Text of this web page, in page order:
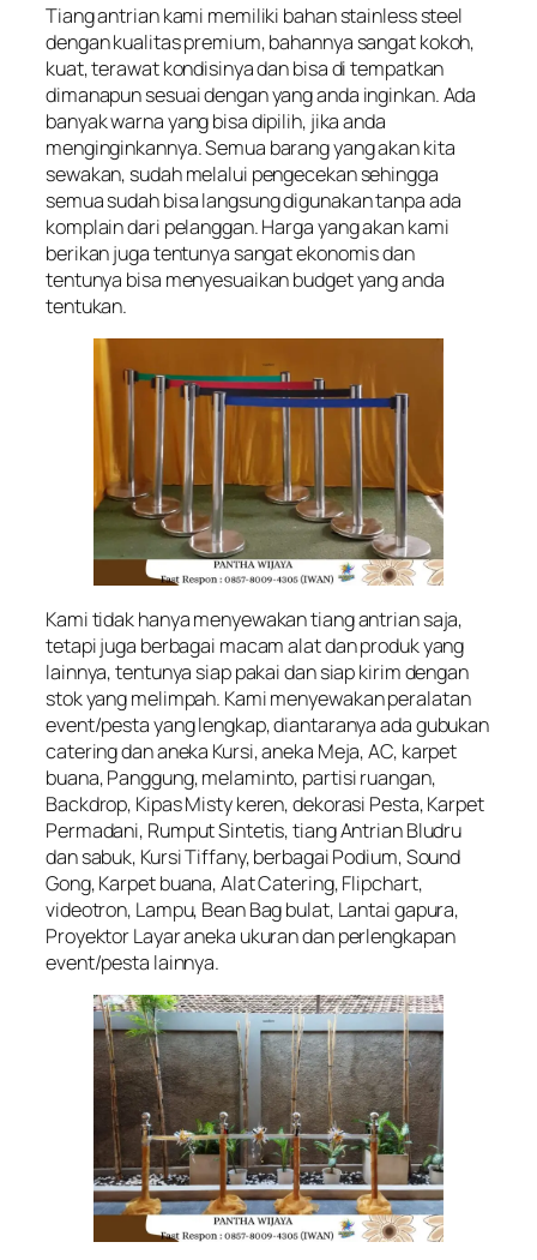
Tiang antrian kami memiliki bahan stainless steel
dengan kualitas premium, bahannya sangat kokoh,
kuat, terawat kondisinya dan bisa di tempatkan
dimanapun sesuai dengan yang anda inginkan. Ada
banyak warna yang bisa dipilih, jika anda
menginginkannya. Semua barang yang akan kita
sewakan, sudah melalui pengecekan sehingga
semua sudah bisa langsung digunakan tanpa ada
komplain dari pelanggan. Harga yang akan kami
berikan juga tentunya sangat ekonomis dan
tentunya bisa menyesuaikan budget yang anda
tentukan.
Kami tidak hanya menyewakan tiang antrian saja,
tetapi juga berbagai macam alat dan produk yang
lainnya, tentunya siap pakai dan siap kirim dengan
stok yang melimpah. Kami menyewakan peralatan
event/pesta yang lengkap, diantaranya ada gubukan
catering dan aneka Kursi, aneka Meja, AC, karpet
buana, Panggung, melaminto, partisi ruangan,
Backdrop, Kipas Misty keren, dekorasi Pesta, Karpet
Permadani, Rumput Sintetis, tiang Antrian Bludru
dan sabuk, Kursi Tiffany, berbagai Podium, Sound
Gong, Karpet buana, Alat Catering, Flipchart,
videotron, Lampu, Bean Bag bulat, Lantai gapura,
Proyektor Layar aneka ukuran dan perlengkapan
event/pesta lainnya.